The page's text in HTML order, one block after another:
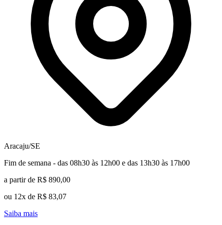
Aracaju/SE
Fim de semana - das 08h30 às 12h00 e das 13h30 às 17h00
a partir de R$ 890,00
ou 12x de R$ 83,07
Saiba mais